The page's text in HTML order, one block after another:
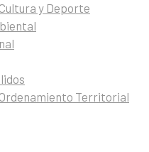
y Deporte
Territorial